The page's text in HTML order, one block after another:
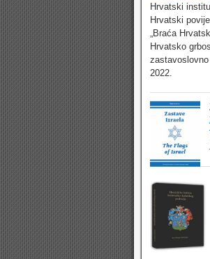
Hrvatski
Hrvatski
„Braća
Hrvatsko
zastavoslovno
2022.